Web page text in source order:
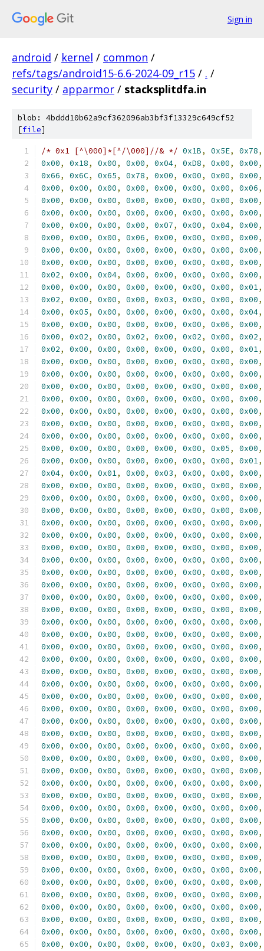
Sign in
android / kernel / common /
refs/tags/android15-6.6-2024-09_r15 / . /
security / apparmor / stacksplitdfa.in
blob: 4bddd10b62a9cf362096ab3bf3f13329c649cf52
[file]
/* 0x1 [^\000]*[^/\000]//& */ 0x1B, 0x5E, 0x78,
0x00, 0x18, 0x00, 0x00, 0x04, 0xD8, 0x00, 0x00,
0x66, 0x6C, 0x65, 0x78, 0x00, 0x00, 0x00, 0x00,
0x00, 0x00, 0x00, 0x00, 0x00, 0x00, 0x00, 0x06,
0x00, 0x00, 0x00, 0x00, 0x00, 0x00, 0x00, 0x00,
0x00, 0x00, 0x00, 0x00, 0x00, 0x00, 0x00, 0x00,
0x00, 0x00, 0x00, 0x00, 0x07, 0x00, 0x04, 0x00,
0x00, 0x00, 0x00, 0x06, 0x00, 0x00, 0x00, 0x00,
0x00, 0x00, 0x00, 0x00, 0x00, 0x00, 0x00, 0x00,
0x00, 0x00, 0x00, 0x00, 0x00, 0x00, 0x00, 0x00,
0x02, 0x00, 0x04, 0x00, 0x00, 0x00, 0x00, 0x00,
0x00, 0x00, 0x00, 0x00, 0x00, 0x00, 0x00, 0x01,
0x02, 0x00, 0x00, 0x00, 0x03, 0x00, 0x00, 0x00,
0x00, 0x05, 0x00, 0x00, 0x00, 0x00, 0x00, 0x04,
0x00, 0x00, 0x00, 0x00, 0x00, 0x00, 0x06, 0x00,
0x00, 0x02, 0x00, 0x02, 0x00, 0x02, 0x00, 0x02,
0x02, 0x00, 0x00, 0x00, 0x00, 0x00, 0x00, 0x01,
0x00, 0x00, 0x00, 0x00, 0x00, 0x00, 0x00, 0x00,
0x00, 0x00, 0x00, 0x00, 0x00, 0x00, 0x00, 0x00,
0x00, 0x00, 0x00, 0x00, 0x00, 0x00, 0x00, 0x00,
0x00, 0x00, 0x00, 0x00, 0x00, 0x00, 0x00, 0x00,
0x00, 0x00, 0x00, 0x00, 0x00, 0x00, 0x00, 0x00,
0x00, 0x00, 0x00, 0x00, 0x00, 0x00, 0x00, 0x00,
0x00, 0x00, 0x00, 0x00, 0x00, 0x00, 0x00, 0x00,
0x00, 0x00, 0x00, 0x00, 0x00, 0x00, 0x05, 0x00,
0x00, 0x00, 0x00, 0x00, 0x00, 0x00, 0x00, 0x01,
0x04, 0x00, 0x01, 0x00, 0x03, 0x00, 0x00, 0x00,
0x00, 0x00, 0x00, 0x00, 0x00, 0x00, 0x00, 0x00,
0x00, 0x00, 0x00, 0x00, 0x00, 0x00, 0x00, 0x00,
0x00, 0x00, 0x00, 0x00, 0x00, 0x00, 0x00, 0x00,
0x00, 0x00, 0x00, 0x00, 0x00, 0x00, 0x00, 0x00,
0x00, 0x00, 0x00, 0x00, 0x00, 0x00, 0x00, 0x00,
0x00, 0x00, 0x00, 0x00, 0x00, 0x00, 0x00, 0x00,
0x00, 0x00, 0x00, 0x00, 0x00, 0x00, 0x00, 0x00,
0x00, 0x00, 0x00, 0x00, 0x00, 0x00, 0x00, 0x00,
0x00, 0x00, 0x00, 0x00, 0x00, 0x00, 0x00, 0x00,
0x00, 0x00, 0x00, 0x00, 0x00, 0x00, 0x00, 0x00,
0x00, 0x00, 0x00, 0x00, 0x00, 0x00, 0x00, 0x00,
0x00, 0x00, 0x00, 0x00, 0x00, 0x00, 0x00, 0x00,
0x00, 0x00, 0x00, 0x00, 0x00, 0x00, 0x00, 0x00,
0x00, 0x00, 0x00, 0x00, 0x00, 0x00, 0x00, 0x00,
0x00, 0x00, 0x00, 0x00, 0x00, 0x00, 0x00, 0x00,
0x00, 0x00, 0x00, 0x00, 0x00, 0x00, 0x00, 0x00,
0x00, 0x00, 0x00, 0x00, 0x00, 0x00, 0x00, 0x00,
0x00, 0x00, 0x00, 0x00, 0x00, 0x00, 0x00, 0x00,
0x00, 0x00, 0x00, 0x00, 0x00, 0x00, 0x00, 0x00,
0x00, 0x00, 0x00, 0x00, 0x00, 0x00, 0x00, 0x00,
0x00, 0x00, 0x00, 0x00, 0x00, 0x00, 0x00, 0x00,
0x00, 0x00, 0x00, 0x00, 0x00, 0x00, 0x00, 0x00,
0x00, 0x00, 0x00, 0x00, 0x00, 0x00, 0x00, 0x00,
0x00, 0x00, 0x00, 0x00, 0x00, 0x00, 0x00, 0x00,
0x00, 0x00, 0x00, 0x00, 0x00, 0x00, 0x00, 0x00,
0x00, 0x00, 0x00, 0x00, 0x00, 0x00, 0x00, 0x00,
0x00, 0x00, 0x00, 0x00, 0x00, 0x00, 0x00, 0x00,
0x00, 0x00, 0x00, 0x00, 0x00, 0x00, 0x00, 0x00,
0x00, 0x00, 0x00, 0x00, 0x00, 0x00, 0x00, 0x00,
0x00, 0x00, 0x00, 0x00, 0x00, 0x00, 0x00, 0x00,
0x00, 0x00, 0x00, 0x00, 0x00, 0x00, 0x00, 0x00,
0x00, 0x00, 0x00, 0x00, 0x00, 0x00, 0x00, 0x00,
0x00, 0x00, 0x00, 0x00, 0x00, 0x00, 0x00, 0x00,
0x00, 0x00, 0x00, 0x00, 0x00, 0x00, 0x00, 0x00,
0x00, 0x00, 0x00, 0x00, 0x00, 0x00, 0x00, 0x00,
0x00, 0x00, 0x00, 0x00, 0x00, 0x00, 0x00, 0x00,
0x00, 0x00, 0x00, 0x00, 0x00, 0x00, 0x00, 0x00,
0x00, 0x00, 0x00, 0x00, 0x00, 0x00, 0x03, 0x00,